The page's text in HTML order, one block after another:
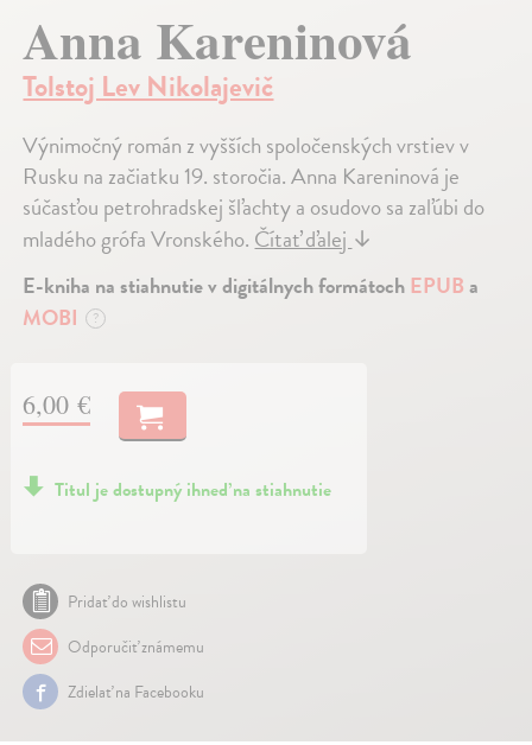
Anna Kareninová
Tolstoj Lev Nikolajevič
Výnimočný román z vyšších spoločenských vrstiev v
Rusku na začiatku 19. storočia. Anna Kareninová je
súčasťou petrohradskej šľachty a osudovo sa zaľúbi do
mladého grófa Vronského. Čítať ďalej ↓
E-kniha na stiahnutie v digitálnych formátoch EPUBa
MOBI
?
6,00 €
Titul je dostupný ihneď na stiahnutie
Pridať do wishlistu
Odporučiť známemu
Zdielať na Facebooku